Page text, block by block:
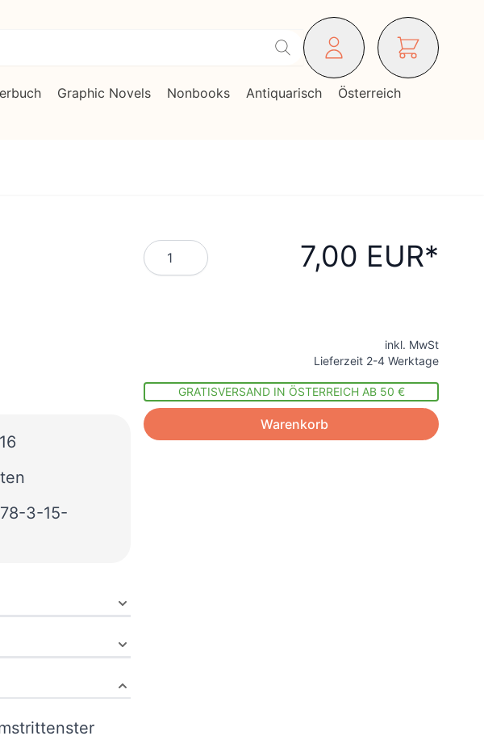
Graphic Novels Nonbooks Antiquarisch
Österreich
3-15-
Menge 7,00 EUR
inkl. MwSt
Lieferzeit 2-4 Werktage
GRATISVERSAND IN ÖSTERREICH AB 50 €
Warenkorb